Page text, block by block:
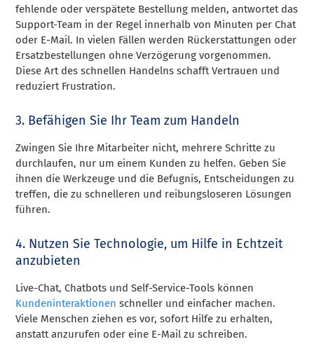
fehlende oder verspätete Bestellung melden, antwortet das
Support-Team in der Regel innerhalb von Minuten per Chat
oder E-Mail. In vielen Fällen werden Rückerstattungen oder
Ersatzbestellungen ohne Verzögerung vorgenommen.
Diese Art des schnellen Handelns schafft Vertrauen und
reduziert Frustration.
3. Befähigen Sie Ihr Team zum Handeln
Zwingen Sie Ihre Mitarbeiter nicht, mehrere Schritte zu
durchlaufen, nur um einem Kunden zu helfen. Geben Sie
ihnen die Werkzeuge und die Befugnis, Entscheidungen zu
treffen, die zu schnelleren und reibungsloseren Lösungen
führen.
4. Nutzen Sie Technologie, um Hilfe in Echtzeit
anzubieten
Live-Chat, Chatbots und Self-Service-Tools können
Kundeninteraktionen schneller und einfacher machen.
Viele Menschen ziehen es vor, sofort Hilfe zu erhalten,
anstatt anzurufen oder eine E-Mail zu schreiben.